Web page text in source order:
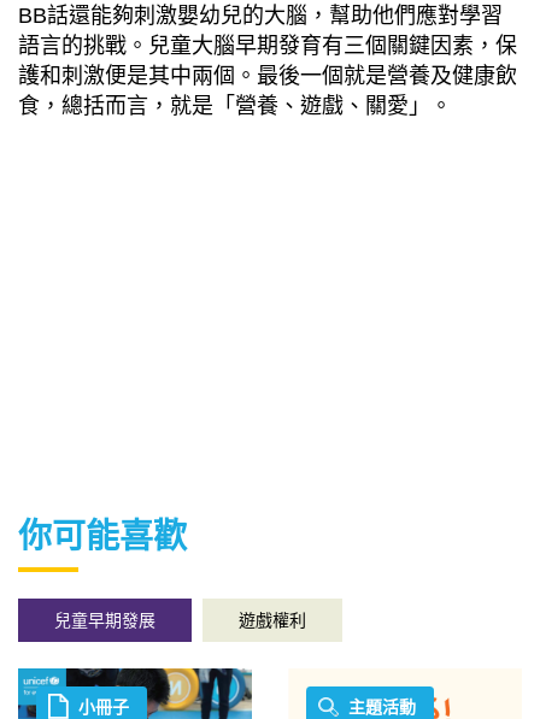
BB話還能夠刺激嬰幼兒的大腦，幫助他們應對學習
語言的挑戰。兒童大腦早期發育有三個關鍵因素，保
護和刺激便是其中兩個。最後一個就是營養及健康飲
食，總括而言，就是「營養、遊戲、關愛」。
你可能喜歡
兒童早期發展 遊戲權利
小冊子 主題活動